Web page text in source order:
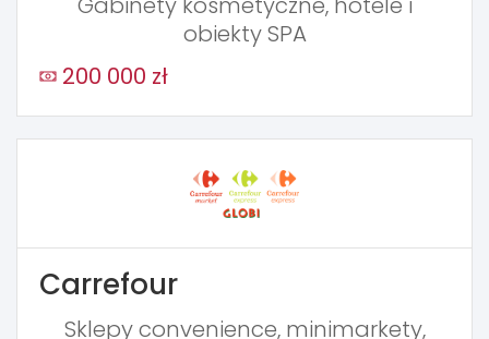
obiekty SPA
200 000 zł
Carrefour
Sklepy convenience, minimarkety,